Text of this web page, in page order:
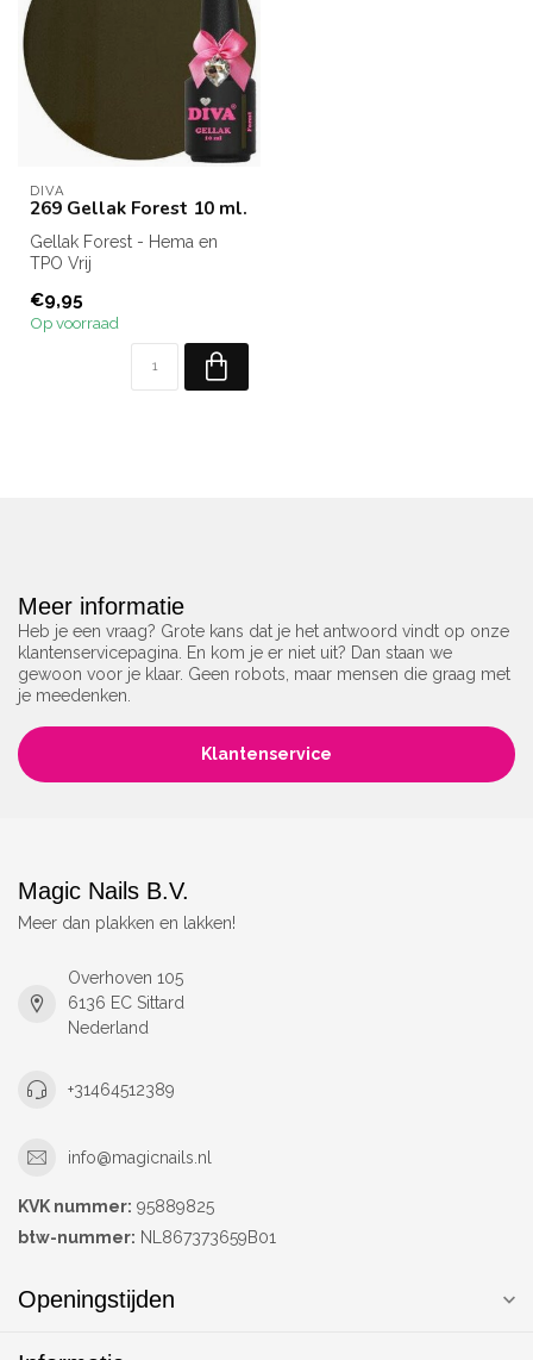
DIVA
269 Gellak Forest 10 ml.
Gellak Forest - Hema en
TPO Vrij
€9,95
Op voorraad
Meer informatie
Heb je een vraag? Grote kans dat je het antwoord vindt op onze
klantenservicepagina. En kom je er niet uit? Dan staan we
gewoon voor je klaar. Geen robots, maar mensen die graag met
je meedenken.
Klantenservice
Magic Nails B.V.
Meer dan plakken en lakken!
Overhoven 105
6136 EC Sittard
Nederland
+31464512389
info@magicnails.nl
KVK nummer: 95889825
btw-nummer: NL867373659B01
Openingstijden